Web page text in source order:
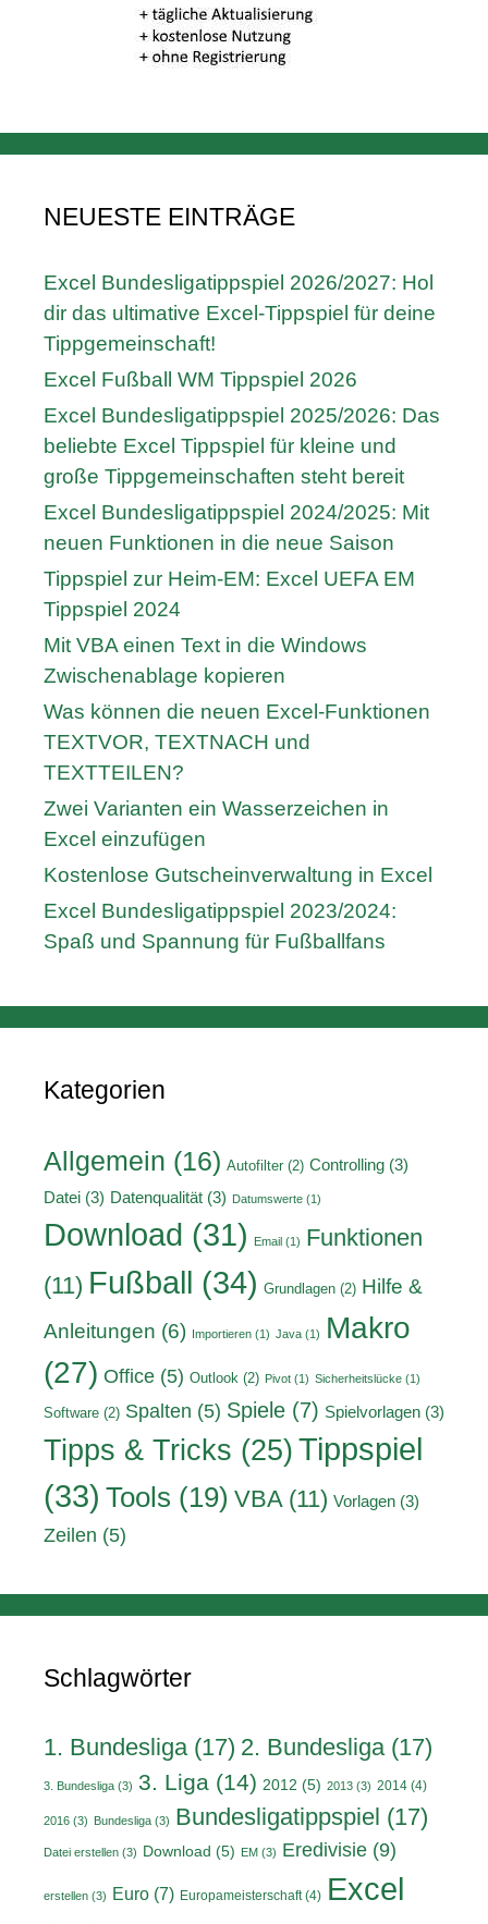
NEUESTE EINTRÄGE
Excel Bundesligatippspiel 2026/2027: Hol
dir das ultimative Excel-Tippspiel für deine
Tippgemeinschaft!
Excel Fußball WM Tippspiel 2026
Excel Bundesligatippspiel 2025/2026: Das
beliebte Excel Tippspiel für kleine und
große Tippgemeinschaften steht bereit
Excel Bundesligatippspiel 2024/2025: Mit
neuen Funktionen in die neue Saison
Tippspiel zur Heim-EM: Excel UEFA EM
Tippspiel 2024
Mit VBA einen Text in die Windows
Zwischenablage kopieren
Was können die neuen Excel-Funktionen
TEXTVOR, TEXTNACH und
TEXTTEILEN?
Zwei Varianten ein Wasserzeichen in
Excel einzufügen
Kostenlose Gutscheinverwaltung in Excel
Excel Bundesligatippspiel 2023/2024:
Spaß und Spannung für Fußballfans
Kategorien
Allgemein (16) Autofilter (2) Controlling (3)
Datei (3) Datenqualität (3) Datumswerte (1)
Download (31) Email (1) Funktionen
(11) Fußball (34) Grundlagen (2) Hilfe &
Anleitungen (6) Importieren (1) Java (1)
Makro
(27) Office (5) Outlook (2) Pivot (1) Sicherheitslücke (1)
Software (2) Spalten (5) Spiele (7) Spielvorlagen (3)
Tipps & Tricks (25)Tippspiel
(33) Tools (19) VBA(11) Vorlagen (3)
Zeilen (5)
Schlagwörter
1. Bundesliga(17) 2. Bundesliga(17)
3. Bundesliga (3) 3. Liga (14) 2012 (5) 2013 (3) 2014 (4)
2016 (3) Bundesliga (3) Bundesligatippspiel (17)
Datei erstellen (3) Download (5) EM (3) Eredivisie (9)
erstellen (3) Euro (7) Europameisterschaft(4) Excel